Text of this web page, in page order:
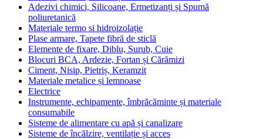
Adezivi chimici, Silicoane, Ermetizanți și Spumă
poliuretanică
Materiale termo si hidroizolație
Plase armare, Tapete fibră de sticlă
Elemente de fixare, Diblu, Surub, Cuie
Blocuri BCA, Ardezie, Fortan și Cărămizi
Ciment, Nisip, Pietriș, Keramzit
Materiale metalice și lemnoase
Electrice
Instrumente, echipamente, îmbrăcăminte și materiale
consumabile
Sisteme de alimentare cu apă și canalizare
Sisteme de încălzire, ventilație și acces